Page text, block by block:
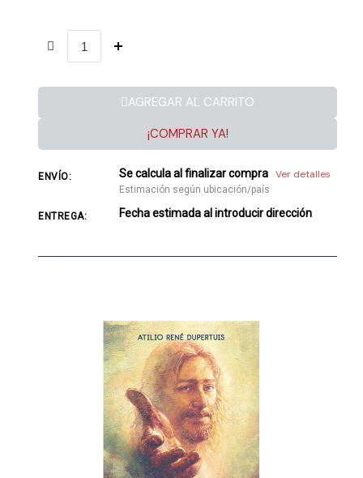
AGREGAR AL CARRITO
¡COMPRAR YA!
ENVÍO: Se calcula al finalizar compra Ver detalles
Estimación según ubicación/país
ENTREGA: Fecha estimada al introducir dirección